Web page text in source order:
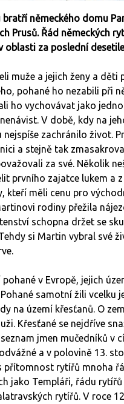
bratří německého domu
Prusů. Řád německých
oblasti za poslední
muže a jejich ženy a
pohané ho nezabili při
ho vychovávat jako
V době, kdy na
zachránilo život.
a stejně tak
za své. Několik
prvního zajatce lukem a
kteří měli cenu pro
rodiny přežila
schopna držet se
si Martin vybral své
v Evropě, jejich
samotní žili vcelku
na území křesťanů. O
Křesťané se nejdříve
jmen mučedníků v
a v polovině 13.
přítomnost rytířů mnoha
jako Templáři, řádu
rytířů. V roce